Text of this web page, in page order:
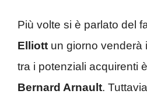
Più volte si è parlato del
Elliott un giorno venderà
tra i potenziali acquirenti
Bernard Arnault.